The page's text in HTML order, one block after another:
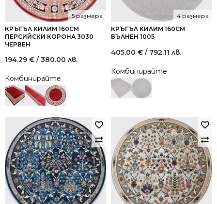
КРЪГЪЛ КИЛИМ 160СМ
ПЕРСИЙСКИ КОРОНА 3030
ЧЕРВЕН
5 размера
194.29 € / 380.00 лв.
Комбинирайте
КРЪГЪЛ КИЛИМ 160СМ
ВЪЛНЕН 1005
4 размера
405.00 € / 792.11 лв.
Комбинирайте